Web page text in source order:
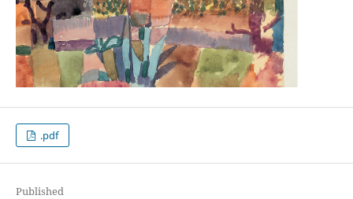
.pdf
Published